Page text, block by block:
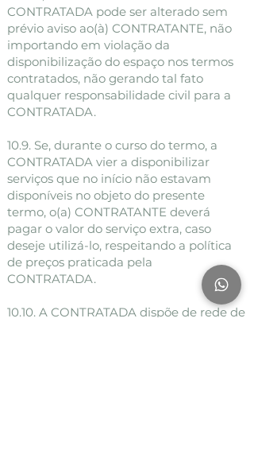
CONTRATADA pode ser alterado sem
prévio aviso ao(à) CONTRATANTE, não
importando em violação da
disponibilização do espaço nos termos
contratados, não gerando tal fato
qualquer responsabilidade civil para a
CONTRATADA.
10.9. Se, durante o curso do termo, a
CONTRATADA vier a disponibilizar
serviços que no início não estavam
disponíveis no objeto do presente
termo, o(a) CONTRATANTE deverá
pagar o valor do serviço extra, caso
deseje utilizá-lo, respeitando a política
de preços praticada pela
CONTRATADA.
10.10. A CONTRATADA dispõe de rede de